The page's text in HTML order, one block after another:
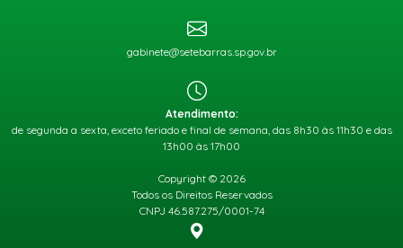
gabinete@setebarras.sp.gov.br
Atendimento:
de segunda a sexta, exceto feriado e final de semana, das 8h30 às 11h30 e das
13h00 às 17h00
Copyright © 2026
Todos os Direitos Reservados
CNPJ 46.587.275/0001-74